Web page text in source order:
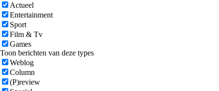
Actueel
Entertainment
Sport
Film & Tv
Games
Toon berichten van deze types
Weblog
Column
(P)review